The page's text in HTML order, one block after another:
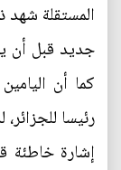
المستقلة شهد
كما أن
رئيسا
إشارة خاطئة